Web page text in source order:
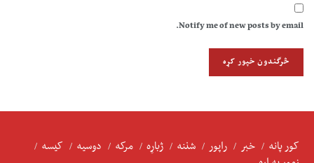
Notify me of new posts by email.
کور پانه خبر راپور شننه ژباړه مرکه دوسیه
کیسه